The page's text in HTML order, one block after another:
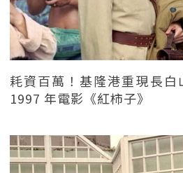
耗資百萬！基隆港重現長白
1997 年電影《紅柿子》